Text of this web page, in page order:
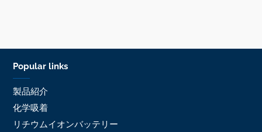
Popular links
製品紹介
化学吸着
リチウムイオンバッテリー